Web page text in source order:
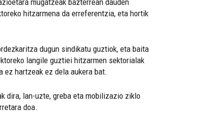
hitzarmena da erreferentzia, eta hortik
dugun sindikatu guztiok, eta baita
langile guztiei hitzarmen sektorialak
ez hartzeak ez dela aukera bat.
dira, lan-uzte, greba eta mobilizazio ziklo
doa.